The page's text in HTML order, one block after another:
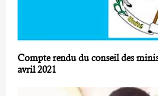
Compte rendu du conseil des
avril 2021